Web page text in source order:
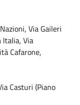
Via Gaileri
Italia, Via
Cafarone,
Casturi (Piano